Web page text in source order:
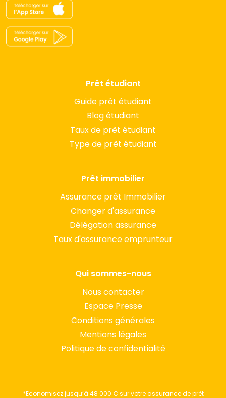
Prêt étudiant
Guide prêt étudiant
Blog étudiant
Taux de prêt étudiant
Type de prêt étudiant
Prêt immobilier
Assurance prêt Immobilier
Changer d'assurance
Délégation assurance
Taux d'assurance emprunteur
Qui sommes-nous
Nous contacter
Espace Presse
Conditions générales
Mentions légales
Politique de confidentialité
*Economisez jusqu’à 48 000 € sur votre assurance de prêt